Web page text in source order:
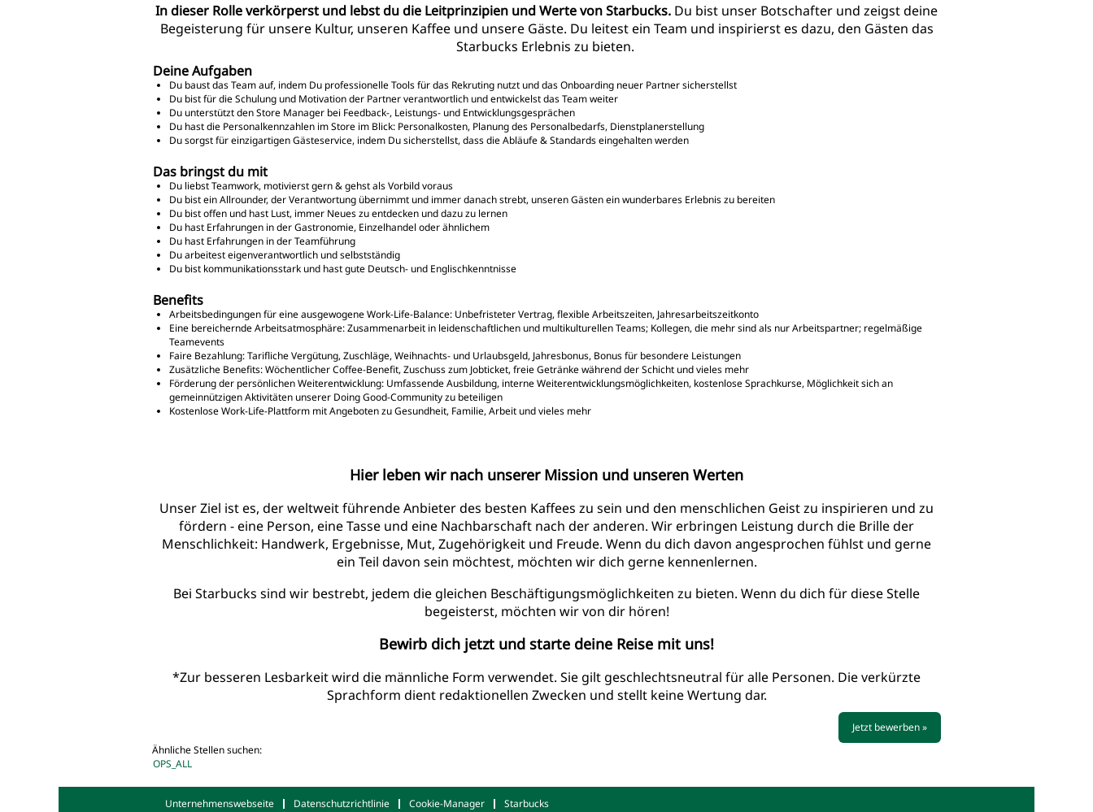
In dieser Rolle verkörperst und lebst du die Leitprinzipien und Werte von Starbucks. Du bist unser Botschafter und zeigst deine
Begeisterung für unsere Kultur, unseren Kaffee und unsere Gäste. Du leitest ein Team und inspirierst es dazu, den Gästen das
Starbucks Erlebnis zu bieten.
Deine Aufgaben
Du baust das Team auf, indem Du professionelle Tools für das Rekruting nutzt und das Onboarding neuer Partner sicherstellst
Du bist für die Schulung und Motivation der Partner verantwortlich und entwickelst das Team weiter
Du unterstützt den Store Manager bei Feedback-, Leistungs- und Entwicklungsgesprächen
Du hast die Personalkennzahlen im Store im Blick: Personalkosten, Planung des Personalbedarfs, Dienstplanerstellung
Du sorgst für einzigartigen Gästeservice, indem Du sicherstellst, dass die Abläufe & Standards eingehalten werden
Das bringst du mit
Du liebst Teamwork, motivierst gern & gehst als Vorbild voraus
Du bist ein Allrounder, der Verantwortung übernimmt und immer danach strebt, unseren Gästen ein wunderbares Erlebnis zu bereiten
Du bist offen und hast Lust, immer Neues zu entdecken und dazu zu lernen
Du hast Erfahrungen in der Gastronomie, Einzelhandel oder ähnlichem
Du hast Erfahrungen in der Teamführung
Du arbeitest eigenverantwortlich und selbstständig
Du bist kommunikationsstark und hast gute Deutsch- und Englischkenntnisse
Benefits
Arbeitsbedingungen für eine ausgewogene Work-Life-Balance: Unbefristeter Vertrag, flexible Arbeitszeiten, Jahresarbeitszeitkonto
Eine bereichernde Arbeitsatmosphäre: Zusammenarbeit in leidenschaftlichen und multikulturellen Teams; Kollegen, die mehr sind als nur Arbeitspartner; regelmäßige
Teamevents
Faire Bezahlung: Tarifliche Vergütung, Zuschläge, Weihnachts- und Urlaubsgeld, Jahresbonus, Bonus für besondere Leistungen
Zusätzliche Benefits: Wöchentlicher Coffee-Benefit, Zuschuss zum Jobticket, freie Getränke während der Schicht und vieles mehr
Förderung der persönlichen Weiterentwicklung: Umfassende Ausbildung, interne Weiterentwicklungsmöglichkeiten, kostenlose Sprachkurse, Möglichkeit sich an
gemeinnützigen Aktivitäten unserer Doing Good-Community zu beteiligen
Kostenlose Work-Life-Plattform mit Angeboten zu Gesundheit, Familie, Arbeit und vieles mehr
Hier leben wir nach unserer Mission und unseren Werten
Unser Ziel ist es, der weltweit führende Anbieter des besten Kaffees zu sein und den menschlichen Geist zu inspirieren und zu
fördern - eine Person, eine Tasse und eine Nachbarschaft nach der anderen. Wir erbringen Leistung durch die Brille der
Menschlichkeit: Handwerk, Ergebnisse, Mut, Zugehörigkeit und Freude. Wenn du dich davon angesprochen fühlst und gerne
ein Teil davon sein möchtest, möchten wir dich gerne kennenlernen.
Bei Starbucks sind wir bestrebt, jedem die gleichen Beschäftigungsmöglichkeiten zu bieten. Wenn du dich für diese Stelle
begeisterst, möchten wir von dir hören!
Bewirb dich jetzt und starte deine Reise mit uns!
*Zur besseren Lesbarkeit wird die männliche Form verwendet. Sie gilt geschlechtsneutral für alle Personen. Die verkürzte
Sprachform dient redaktionellen Zwecken und stellt keine Wertung dar.
Jetzt bewerben »
Ähnliche Stellen suchen:
OPS_ALL
Unternehmenswebseite Datenschutzrichtlinie Cookie-Manager Starbucks